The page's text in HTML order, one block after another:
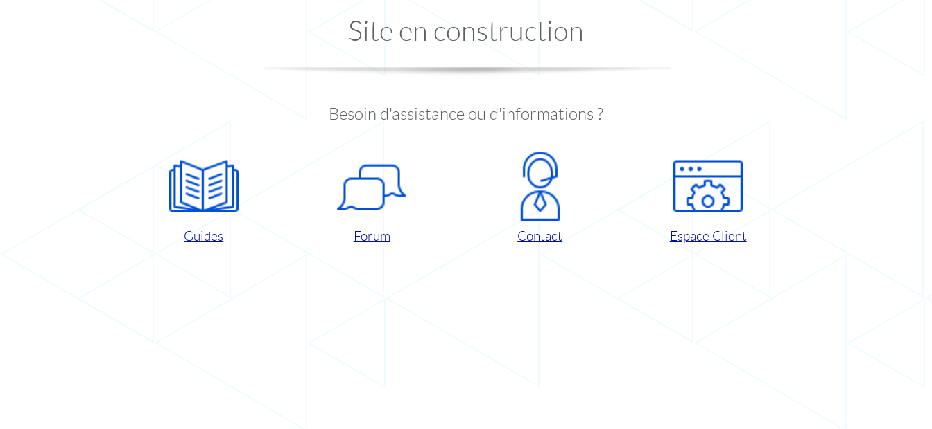
Site en construction
Besoin d'assistance ou d'informations ?
Guides Forum Contact Espace Client